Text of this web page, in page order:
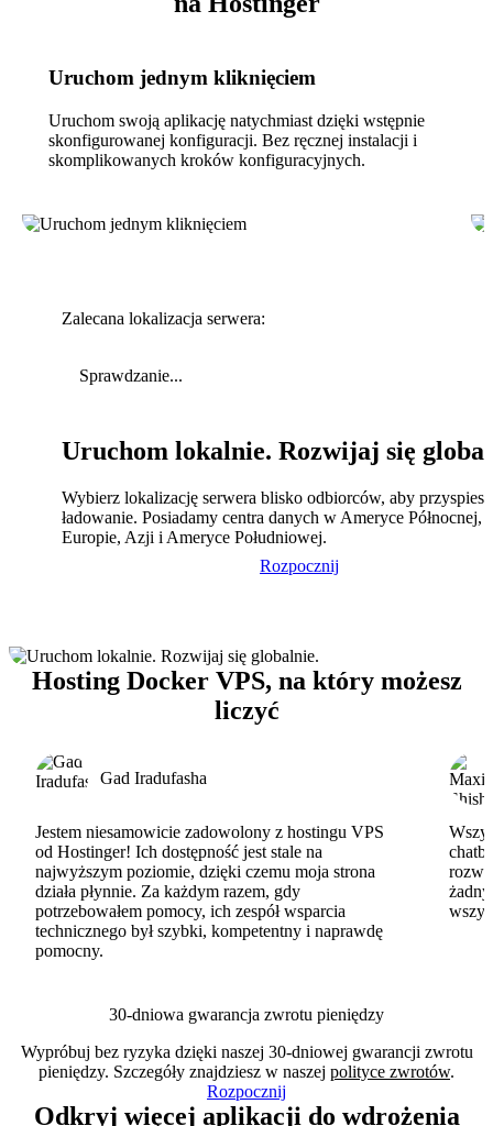
Uruchom jednym kliknięciem
Uruchom swoją aplikację natychmiast dzięki wstępnie
skonfigurowanej konfiguracji. Bez ręcznej instalacji i
skomplikowanych kroków konfiguracyjnych.
Zalecana lokalizacja serwera:
Sprawdzanie...
Uruchom lokalnie. Rozwijaj się
Wybierz lokalizację serwera blisko odbiorców, aby
ładowanie. Posiadamy centra danych w Ameryce Północnej,
Europie, Azji i Ameryce Południowej.
Rozpocznij
Hosting Docker VPS, na który możesz
liczyć
Gad Iradufasha
Jestem niesamowicie zadowolony z hostingu VPS
od Hostinger! Ich dostępność jest stale na
najwyższym poziomie, dzięki czemu moja strona
działa płynnie. Za każdym razem, gdy
potrzebowałem pomocy, ich zespół wsparcia
technicznego był szybki, kompetentny i naprawdę
pomocny.
30-dniowa gwarancja zwrotu pieniędzy
Wypróbuj bez ryzyka dzięki naszej 30-dniowej gwarancji zwrotu
pieniędzy. Szczegóły znajdziesz w naszej polityce zwrotów.
Rozpocznij
Odkryj więcej aplikacji do wdrożenia